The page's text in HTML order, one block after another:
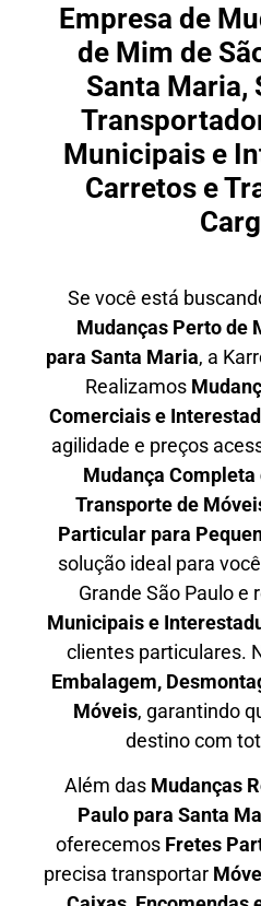
Empresa de
de Mim de
Santa Maria,
Municipais e
Carretos e
Se você está
Mudanças Perto de
para Santa Maria, a
Realizamos
Comerciais e
agilidade e preços
Mudança
Transporte de
Particular para
solução ideal para
Grande São Pauloe
Municipais e
clientes particulares.
Embalagem,
Móveis, garantindo
destino com
Além das Mudanças
Paulo para Santa
oferecemos Fretes
precisa transportar M